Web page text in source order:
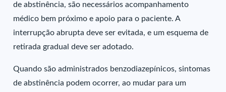
de abstinência, são necessários acompanhamento
médico bem próximo e apoio para o paciente. A
interrupção abrupta deve ser evitada, e um esquema de
retirada gradual deve ser adotado.
Quando são administrados benzodiazepínicos, sintomas
de abstinência podem ocorrer, ao mudar para um